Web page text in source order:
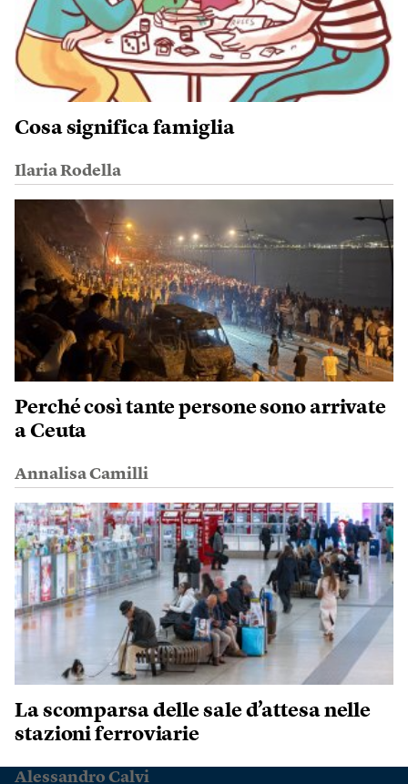
Cosa significa famiglia
Ilaria Rodella
Perché così tante persone sono arrivate
a Ceuta
Annalisa Camilli
La scomparsa delle sale d’attesa nelle
stazioni ferroviarie
Alessandro Calvi